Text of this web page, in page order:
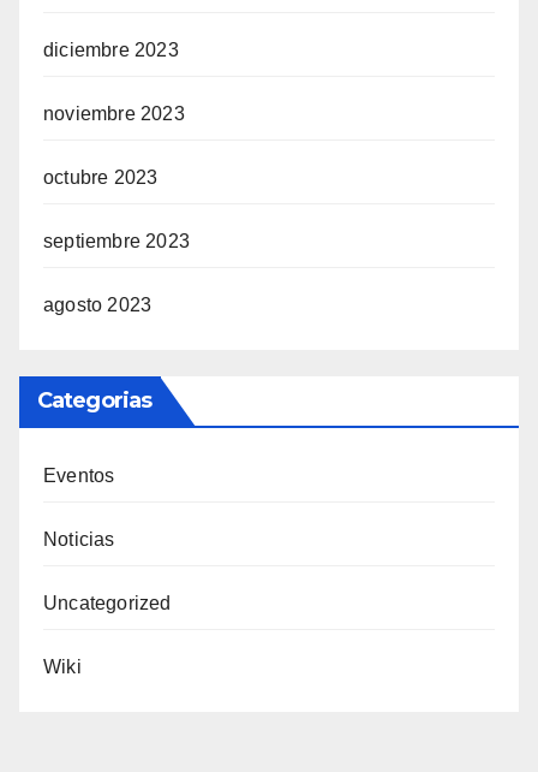
diciembre 2023
noviembre 2023
octubre 2023
septiembre 2023
agosto 2023
Categorias
Eventos
Noticias
Uncategorized
Wiki